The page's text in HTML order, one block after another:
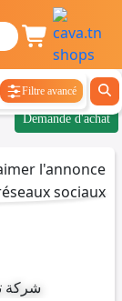
Filtre avancé
Demande d'achat